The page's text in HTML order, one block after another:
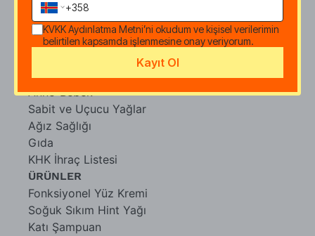
İndirimli Setler
Yüz Bakımı
Vücut Bakımı
Sabunlar
Anne-Bebek
Sabit ve Uçucu Yağlar
Ağız Sağlığı
Gıda
KHK İhraç Listesi
ÜRÜNLER
Fonksiyonel Yüz Kremi
Soğuk Sıkım Hint Yağı
Katı Şampuan
KVKK Aydınlatma Metni’ni okudum ve kişisel verilerimin
belirtilen kapsamda işlenmesine onay veriyorum.
Kayıt Ol